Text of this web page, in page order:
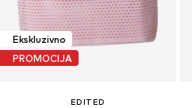
Ekskluzivno
PROMOCIJA
EDITED